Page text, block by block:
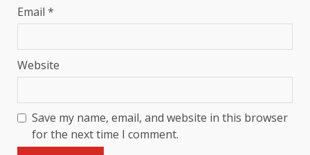
Email *
Website
Save my name, email, and website in this browser
for the next time I comment.